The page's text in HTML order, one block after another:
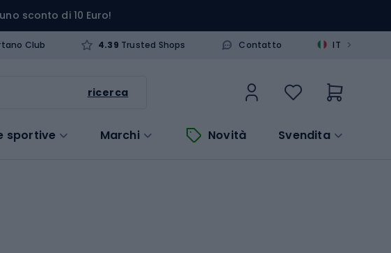
sconto di 10 Euro!
Club 4.39 Trusted Shops Contatto IT >
ricerca
sportive Marchi Novità Svendita